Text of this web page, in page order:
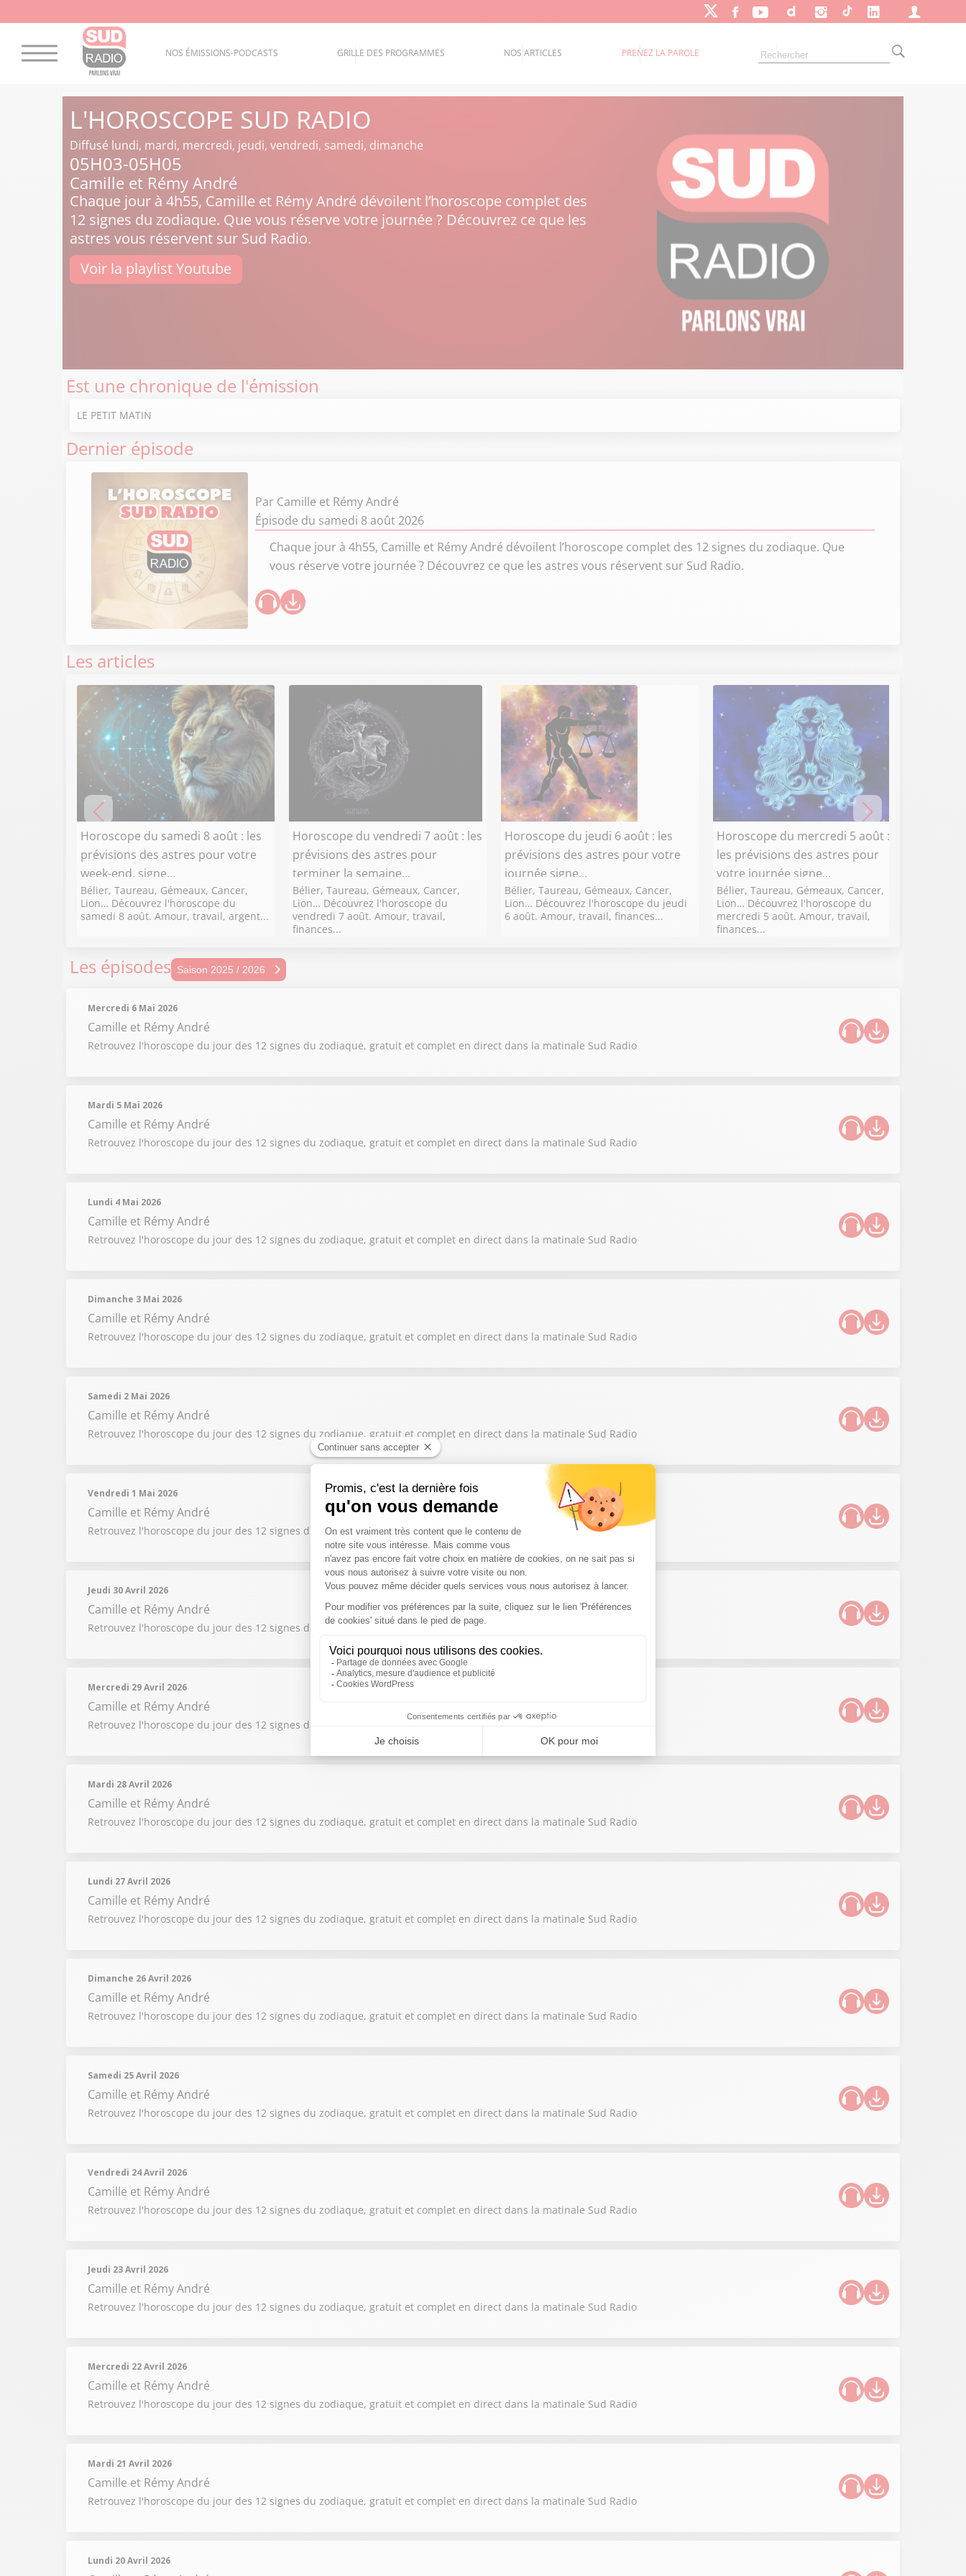
NOS ÉMISSIONS-PODCASTS GRILLE DES PROGRAMMES NOS ARTICLES PRENEZ LA PAROLE
L'HOROSCOPE SUD RADIO
Diffusé lundi, mardi, mercredi, jeudi, vendredi, samedi, dimanche
05H03-05H05
Camille et Rémy André
Chaque jour à 4h55, Camille et Rémy André dévoilent l’horoscope complet des
12 signes du zodiaque. Que vous réserve votre journée ? Découvrez ce que les
astres vous réservent sur Sud Radio.
Voir la playlist Youtube
Est une chronique de l'émission
LE PETIT MATIN
Dernier épisode
Par Camille et Rémy André
Épisode du samedi 8 août 2026
Chaque jour à 4h55, Camille et Rémy André dévoilent l’horoscope complet des 12 signes du zodiaque. Que
vous réserve votre journée ? Découvrez ce que les astres vous réservent sur Sud Radio.
Les articles
Horoscope du samedi 8 août : les
prévisions des astres pour votre
week-end, signe...
Bélier, Taureau, Gémeaux, Cancer,
Lion… Découvrez l'horoscope du
samedi 8 août. Amour, travail, argent...
Horoscope du vendredi 7 août : les
prévisions des astres pour
terminer la semaine...
Bélier, Taureau, Gémeaux, Cancer,
Lion… Découvrez l'horoscope du
vendredi 7 août. Amour, travail,
finances...
Horoscope du jeudi 6 août : les
prévisions des astres pour votre
journée signe...
Bélier, Taureau, Gémeaux, Cancer,
Lion… Découvrez l'horoscope du jeudi
6 août. Amour, travail, finances...
Horoscope du mercredi 5 août :
les prévisions des astres pour
votre journée signe...
Bélier, Taureau, Gémeaux, Cancer,
Lion… Découvrez l'horoscope du
mercredi 5 août. Amour, travail,
finances...
Les épisodes Saison 2025 / 2026
Saison 2022 / 2023
Mercredi 6 Mai 2026
Camille et Rémy André
Retrouvez l'horoscope du jour des 12 signes du zodiaque, gratuit et complet en direct dans la matinale Sud Radio
Mardi 5 Mai 2026
Camille et Rémy André
Retrouvez l'horoscope du jour des 12 signes du zodiaque, gratuit et complet en direct dans la matinale Sud Radio
Lundi 4 Mai 2026
Camille et Rémy André
Retrouvez l'horoscope du jour des 12 signes du zodiaque, gratuit et complet en direct dans la matinale Sud Radio
Dimanche 3 Mai 2026
Camille et Rémy André
Retrouvez l'horoscope du jour des 12 signes du zodiaque, gratuit et complet en direct dans la matinale Sud Radio
Samedi 2 Mai 2026
Camille et Rémy André
Retrouvez l'horoscope du jour des 12 signes du zodiaque, gratuit et complet en direct dans la matinale Sud Radio
Vendredi 1 Mai 2026
Camille et Rémy André
Retrouvez l'horoscope du jour des 12 signes du zodiaque, gratuit et complet en direct dans la matinale Sud Radio
Jeudi 30 Avril 2026
Camille et Rémy André
Retrouvez l'horoscope du jour des 12 signes du zodiaque, gratuit et complet en direct dans la matinale Sud Radio
Mercredi 29 Avril 2026
Camille et Rémy André
Retrouvez l'horoscope du jour des 12 signes du zodiaque, gratuit et complet en direct dans la matinale Sud Radio
Mardi 28 Avril 2026
Camille et Rémy André
Retrouvez l'horoscope du jour des 12 signes du zodiaque, gratuit et complet en direct dans la matinale Sud Radio
Lundi 27 Avril 2026
Camille et Rémy André
Retrouvez l'horoscope du jour des 12 signes du zodiaque, gratuit et complet en direct dans la matinale Sud Radio
Dimanche 26 Avril 2026
Camille et Rémy André
Retrouvez l'horoscope du jour des 12 signes du zodiaque, gratuit et complet en direct dans la matinale Sud Radio
Samedi 25 Avril 2026
Camille et Rémy André
Retrouvez l'horoscope du jour des 12 signes du zodiaque, gratuit et complet en direct dans la matinale Sud Radio
Vendredi 24 Avril 2026
Camille et Rémy André
Retrouvez l'horoscope du jour des 12 signes du zodiaque, gratuit et complet en direct dans la matinale Sud Radio
Jeudi 23 Avril 2026
Camille et Rémy André
Retrouvez l'horoscope du jour des 12 signes du zodiaque, gratuit et complet en direct dans la matinale Sud Radio
Mercredi 22 Avril 2026
Camille et Rémy André
Retrouvez l'horoscope du jour des 12 signes du zodiaque, gratuit et complet en direct dans la matinale Sud Radio
Mardi 21 Avril 2026
Camille et Rémy André
Retrouvez l'horoscope du jour des 12 signes du zodiaque, gratuit et complet en direct dans la matinale Sud Radio
Lundi 20 Avril 2026